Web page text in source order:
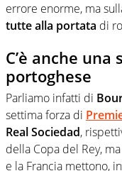
errore enorme, ma
tutte alla portata di
C’è anche una
portoghese
Parliamo infatti di
settima forza di
Real Sociedad,
della Copa del Rey,
e la Francia mettono,